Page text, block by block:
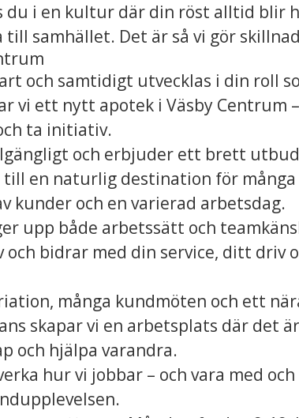
du i en kultur där din röst alltid blir
till samhället. Det är så vi gör
och samtidigt utvecklas i din roll
vi ett nytt apotek i Väsby Centrum
ta initiativ.
och erbjuder ett brett
till en naturlig destination för många
kunder och en varierad arbetsdag.
upp både arbetssätt och
och bidrar med din service, ditt driv
många kundmöten och ett
skapar vi en arbetsplats där det
och hjälpa varandra.
hur vi jobbar – och vara med